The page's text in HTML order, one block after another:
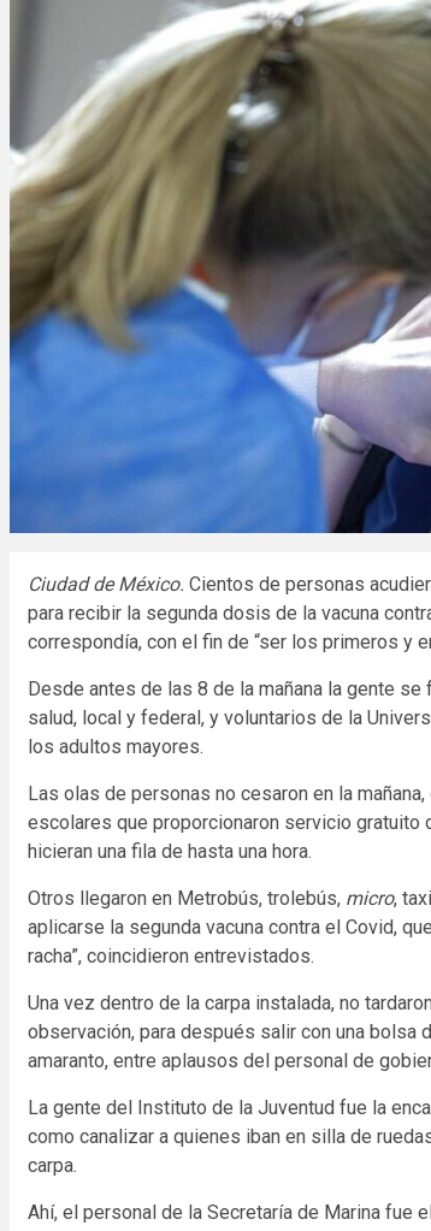
Ciudad de México. Cientos de personas
para recibir la segunda dosis de la vacuna
correspondía, con el fin de “ser los primeros y
Desde antes de las 8 de la mañana la gente
salud, local y federal, y voluntarios de la
los adultos mayores.
Las olas de personas no cesaron en la
escolares que proporcionaron servicio gratuito
hicieran una fila de hasta una hora.
Otros llegaron en Metrobús, trolebús, micro,
aplicarse la segunda vacuna contra el Covid,
racha”, coincidieron entrevistados.
Una vez dentro de la carpa instalada, no
observación, para después salir con una bolsa
amaranto, entre aplausos del personal de
La gente del Instituto de la Juventud fue la
como canalizar a quienes iban en silla de
carpa.
Ahí, el personal de la Secretaría de Marina fue